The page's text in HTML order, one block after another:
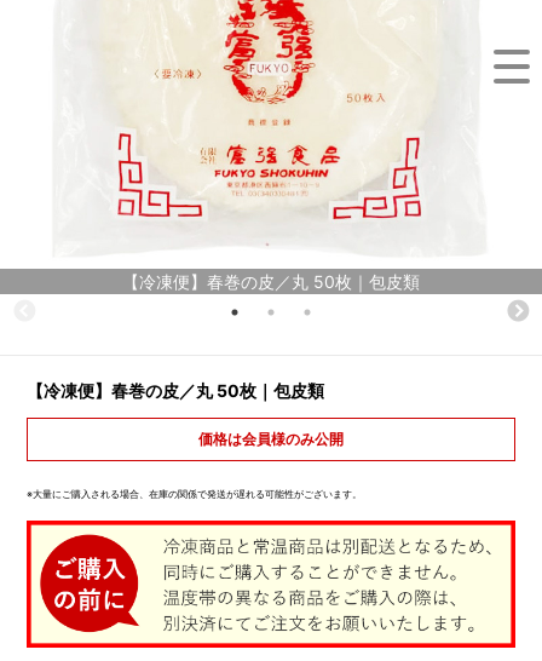
【冷凍便】春巻の皮／丸 50枚｜包皮類
【冷凍便】春巻の皮／丸 50枚｜包皮類
価格は会員様のみ公開
※大量にご購入される場合、在庫の関係で発送が遅れる可能性がございます。